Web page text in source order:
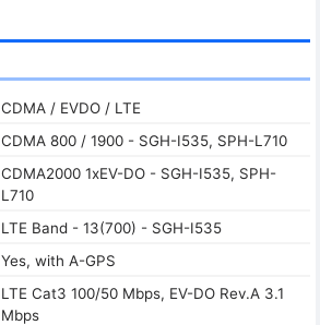
CDMA / EVDO / LTE
CDMA 800 / 1900 - SGH-I535, SPH-L710
CDMA2000 1xEV-DO - SGH-I535, SPH-
L710
LTE Band - 13(700) - SGH-I535
Yes, with A-GPS
LTE Cat3 100/50 Mbps, EV-DO Rev.A 3.1
Mbps